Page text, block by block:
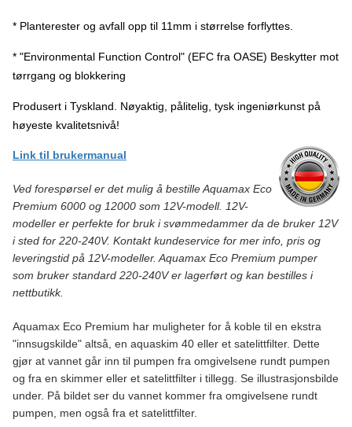
sugeside: 50mm / 2'' Slangetilkobling: 25/32/38/50, 1’’/ 11/4’’/
10mm Oppsett: Tørrmontert og våtmontert Elektronisk
justering: Ja
* Planterester og avfall opp til 11mm i størrelse forflyttes.
* "Environmental Function Control" (EFC fra OASE) Beskytter mot
tørrgang og blokkering
Produsert i Tyskland. Nøyaktig, pålitelig, tysk ingeniørkunst på
høyeste kvalitetsnivå!
Link til brukermanual
Ved forespørsel er det mulig å bestille Aquamax Eco
Premium 6000 og 12000 som 12V-modell. 12V-
modeller er perfekte for bruk i svømmedammer da de bruker 12V
i sted for 220-240V. Kontakt kundeservice for mer info, pris og
leveringstid på 12V-modeller. Aquamax Eco Premium pumper
som bruker standard 220-240V er lagerført og kan bestilles i
nettbutikk.
Aquamax Eco Premium har muligheter for å koble til en ekstra
"innsugskilde" altså, en aquaskim 40 eller et satelittfilter. Dette
gjør at vannet går inn til pumpen fra omgivelsene rundt pumpen
og fra en skimmer eller et satelittfilter i tillegg. Se illustrasjonsbilde
under. På bildet ser du vannet kommer fra omgivelsene rundt
pumpen, men også fra et satelittfilter.